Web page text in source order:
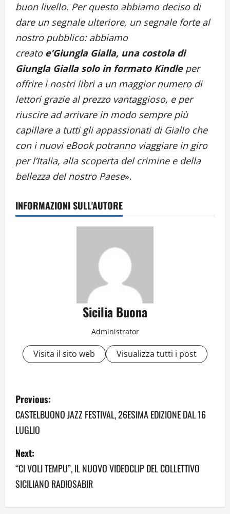
buon livello. Per questo abbiamo deciso di
dare un segnale ulteriore, un segnale forte al
nostro pubblico: abbiamo
creato e’Giungla Gialla, una costola di
Giungla Gialla solo in formato Kindle per
offrire i nostri libri a un maggior numero di
lettori grazie al prezzo vantaggioso, e per
riuscire ad arrivare in modo sempre più
capillare a tutti gli appassionati di Giallo che
con i nuovi eBook potranno viaggiare in giro
per l’Italia, alla scoperta del crimine e della
bellezza del nostro Paese».
INFORMAZIONI SULL'AUTORE
Sicilia Buona
Administrator
Visita il sito web Visualizza tutti i post
P
o
s
t
n
a
Previous:
CASTELBUONO JAZZ FESTIVAL, 26ESIMA EDIZIONE DAL 16
LUGLIO
Next:
“CI VOLI TEMPU”, IL NUOVO VIDEOCLIP DEL COLLETTIVO
SICILIANO RADIOSABIR